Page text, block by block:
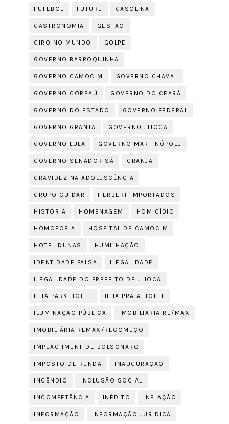
FUTEBOL FUTURE GASOLINA
GASTRONOMIA GESTÃO
GIRO NO MUNDO GOLPE
GOVERNO BARROQUINHA
GOVERNO CAMOCIM GOVERNO CHAVAL
GOVERNO COREAÚ GOVERNO DO CEARÁ
GOVERNO DO ESTADO GOVERNO FEDERAL
GOVERNO GRANJA GOVERNO JIJOCA
GOVERNO LULA GOVERNO MARTINÓPOLE
GOVERNO SENADOR SÁ GRANJA
GRAVIDEZ NA ADOLESCÊNCIA
GRUPO CUIDAR HERBERT IMPORTADOS
HISTÓRIA HOMENAGEM HOMICÍDIO
HOMOFOBIA HOSPITAL DE CAMOCIM
HOTEL DUNAS HUMILHAÇÃO
IDENTIDADE FALSA ILEGALIDADE
ILEGALIDADE DO PREFEITO DE JIJOCA
ILHA PARK HOTEL ILHA PRAIA HOTEL
ILUMINAÇÃO PÚBLICA IMOBILIARIA RE/MAX
IMOBILIÁRIA REMAX/RECOMEÇO
IMPEACHMENT DE BOLSONARO
IMPOSTO DE RENDA INAUGURAÇÃO
INCÊNDIO INCLUSÃO SOCIAL
INCOMPETÊNCIA INÉDITO INFLAÇÃO
INFORMAÇÃO INFORMAÇÃO JURIDICA